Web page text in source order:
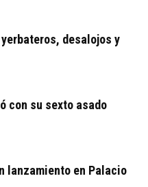
desalojos y
con su sexto asado
lanzamiento en Palacio